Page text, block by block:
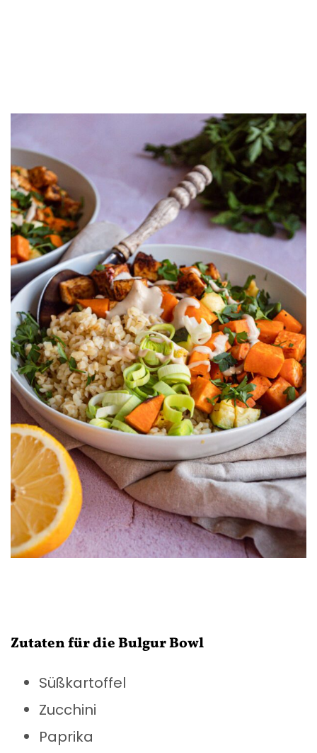
Zutaten für die Bulgur Bowl
Süßkartoffel
Zucchini
Paprika